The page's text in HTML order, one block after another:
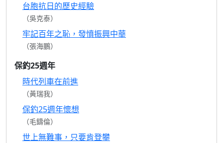
台胞抗日的歷史經驗
（吳克泰）
牢記百年之恥，發憤振興中華
（張海鵬）
保釣25週年
時代列車在前進
（黃瑞我）
保釣25週年懷想
（毛鑄倫）
世上無難事，只要肯登攀